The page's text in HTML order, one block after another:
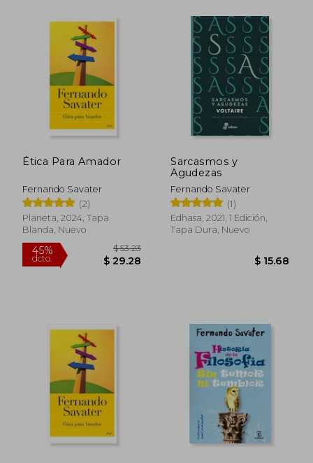
dcto. $ 19.19 dcto.
Ética Para Amador
Fernando Savater
(2)
Planeta, 2024, Tapa
Blanda, Nuevo
Sarcasmos y
Agudezas
Fernando Savater
(1)
Edhasa, 2021, 1 Edición,
Tapa Dura, Nuevo